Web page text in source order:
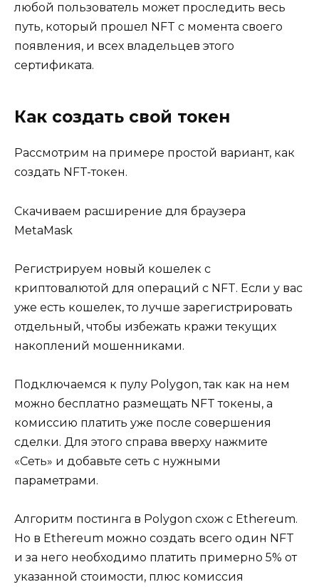
любой пользователь может проследить весь
путь, который прошел NFT с момента своего
появления, и всех владельцев этого
сертификата.
Как создать свой токен
Рассмотрим на примере простой вариант, как
создать NFT-токен.
Cкачиваем расширение для браузера
MetaMask
Регистрируем новый кошелек с
криптовалютой для операций с NFT. Если у вас
уже есть кошелек, то лучше зарегистрировать
отдельный, чтобы избежать кражи текущих
накоплений мошенниками.
Подключаемся к пулу Polygon, так как на нем
можно бесплатно размещать NFT токены, а
комиссию платить уже после совершения
сделки. Для этого справа вверху нажмите
«Сеть» и добавьте сеть с нужными
параметрами.
Алгоритм постинга в Polygon схож с Ethereum.
Но в Ethereum можно создать всего один NFT
и за него необходимо платить примерно 5% от
указанной стоимости, плюс комиссия